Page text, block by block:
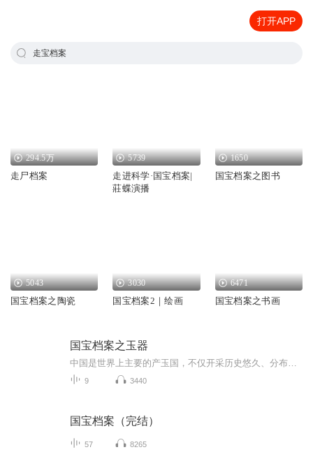
打开APP
走宝档案
294.5万
走尸档案
5739
走进科学·国宝档案|
莊蝶演播
1650
国宝档案之图书
5043
国宝档案之陶瓷
3030
国宝档案2｜绘画
6471
国宝档案之书画
国宝档案之玉器
9 3440
国宝档案（完结）
57 8265